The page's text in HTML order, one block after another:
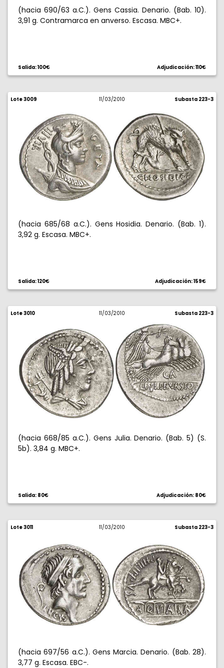
(hacia 690/63 a.C.). Gens Cassia. Denario. (Bab. 10).
3,91 g. Contramarca en anverso. Escasa. MBC+.
Salida: 100€ Adjudicación: 110€
Lote 3009 11/03/2010 Subasta 223-3
(hacia 685/68 a.C.). Gens Hosidia. Denario. (Bab. 1).
3,92 g. Escasa. MBC+.
Salida: 120€ Adjudicación: 159€
Lote 3010 11/03/2010 Subasta 223-3
(hacia 668/85 a.C.). Gens Julia. Denario. (Bab. 5) (S.
5b). 3,84 g. MBC+.
Salida: 80€ Adjudicación: 80€
Lote 3011 11/03/2010 Subasta 223-3
(hacia 697/56 a.C.). Gens Marcia. Denario. (Bab. 28).
3,77 g. Escasa. EBC-.